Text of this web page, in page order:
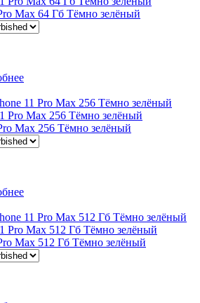
Max 64 Гб Тёмно зелёный
Max 256 Тёмно зелёный
Max 512 Гб Тёмно зелёный